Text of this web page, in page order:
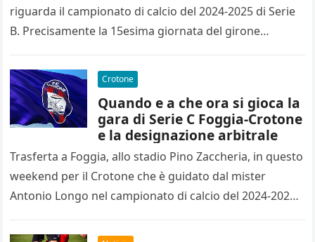
riguarda il campionato di calcio del 2024-2025 di Serie
B. Precisamente la 15esima giornata del girone…
Crotone
Quando e a che ora si gioca la
gara di Serie C Foggia-Crotone
e la designazione arbitrale
Trasferta a Foggia, allo stadio Pino Zaccheria, in questo
weekend per il Crotone che è guidato dal mister
Antonio Longo nel campionato di calcio del 2024-2025